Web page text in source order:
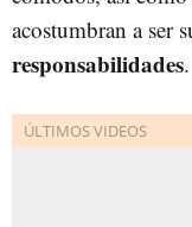
acostumbran a ser
responsabilidades.